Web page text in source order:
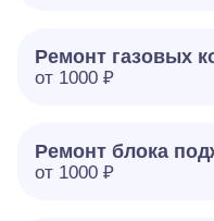
Ремонт газовых
от 1000 ₽
Ремонт блока
от 1000 ₽